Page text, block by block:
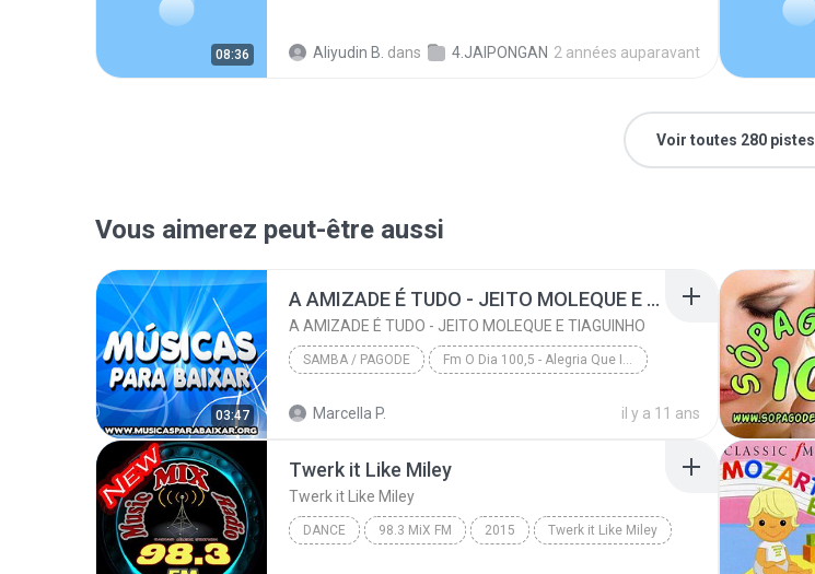
08:36 Aliyudin B. dans 4.JAIPONGAN 2 années auparavant
Voir toutes 280 pistes
Vous aimerez peut-être aussi
03:47
A AMIZADE É TUDO - JEITO MOLEQUE E TIAGUINHO
A AMIZADE É TUDO - JEITO MOLEQUE E TIAGUINHO
SAMBA / PAGODE Fm O Dia 100,5 - Alegria Que Irradia Ao Vivo - www.musicasparabaixar.org
Marcella P. il y a 11 ans
Twerk it Like Miley
Twerk it Like Miley
DANCE 98.3 MiX FM 2015 Twerk it Like Miley